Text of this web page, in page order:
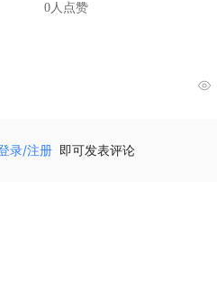
0人点赞
录/注册 即可发表评论